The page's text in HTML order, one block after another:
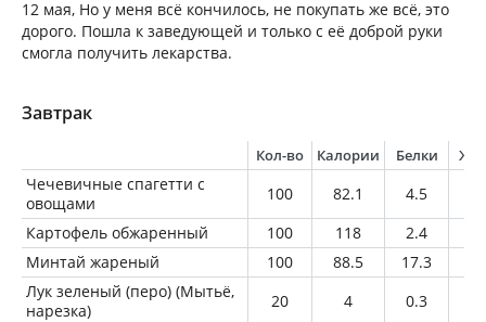
12 мая, Но у меня всё кончилось, не покупать же всё, это
дорого. Пошла к заведующей и только с её доброй руки
смогла получить лекарства.
Завтрак
Кол-во Калории Белки
Чечевичные спагетти с
овощами
100 82.1 4.5
Картофель обжаренный
100 118 2.4
Минтай жареный
100 88.5 17.3
Лук зеленый (перо) (Мытьё,
нарезка)
20 4 0.3